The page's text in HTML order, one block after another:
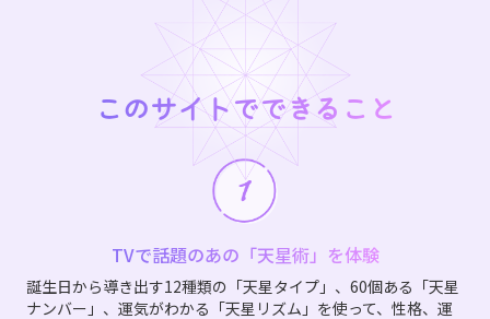
このサイトでできること
TVで話題のあの「天星術」を体験
誕生日から導き出す12種類の「天星タイプ」、60個ある「天星
ナンバー」、運気がわかる「天星リズム」を使って、性格、運